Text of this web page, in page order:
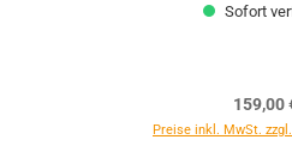
Sofort
159,00
Preise inkl. MwSt.